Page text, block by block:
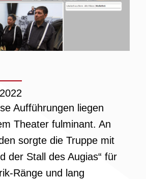
Aufführungen liegen
Theater fulminant. An
sorgte die Truppe mit
der Stall des Augias“ für
Ränge und lang